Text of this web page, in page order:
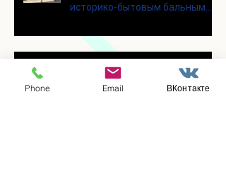
историко-бытовым бальным
Прошло занятие по
настольному теннису для
участников программы
Phone Email ВКонтакте